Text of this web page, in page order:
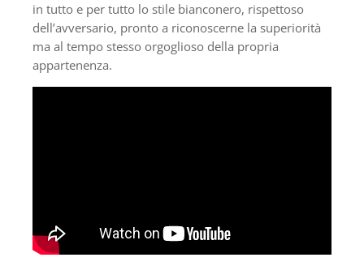
in tutto e per tutto lo stile bianconero, rispettoso
dell’avversario, pronto a riconoscerne la superiorità
ma al tempo stesso orgoglioso della propria
appartenenza.